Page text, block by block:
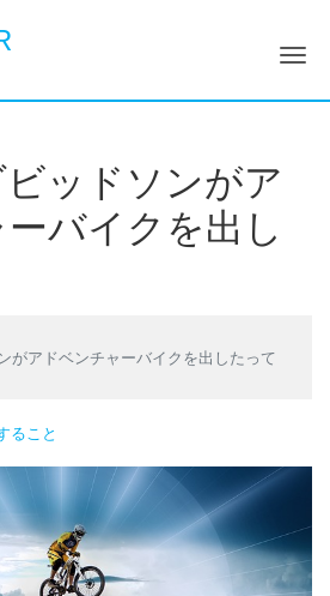
ナ
ッドソンがア
ーバイクを出し
がアドベンチャーバイクを出したって
ること